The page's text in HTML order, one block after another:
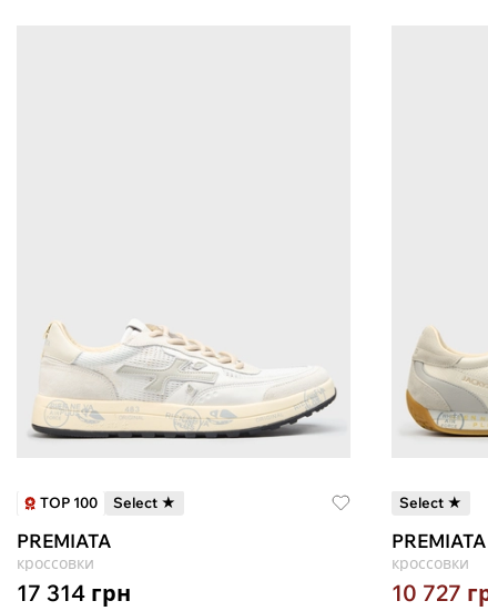
TOP 100 Select ★
PREMIATA
кроссовки
17 314 грн
Select ★
PREMIATA
кроссовки
10 727